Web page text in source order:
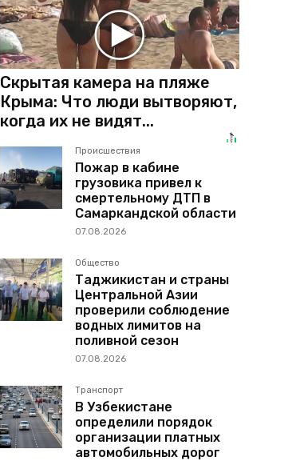
Скрытая камера на пляже
Крыма: Что люди вытворяют,
когда их не видят...
Происшествия
Пожар в кабине
грузовика привел к
смертельному ДТП в
Самаркандской области
07.08.2026
Общество
Таджикистан и страны
Центральной Азии
проверили соблюдение
водных лимитов на
поливной сезон
07.08.2026
Транспорт
В Узбекистане
определили порядок
организации платных
автомобильных дорог